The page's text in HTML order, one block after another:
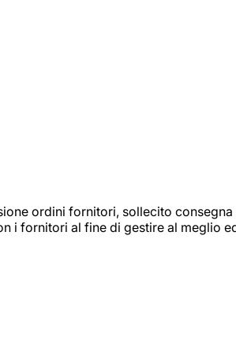
ordini fornitori, sollecito consegna
i fornitori al fine di gestire al meglio